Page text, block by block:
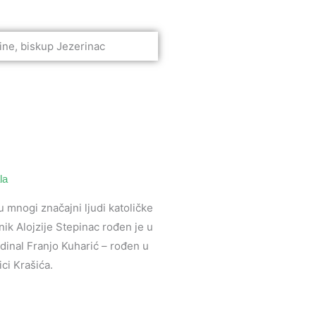
mnogi značajni ljudi katoličke
Alojzije Stepinac rođen je u
Franjo Kuharić – rođen u
Krašića.